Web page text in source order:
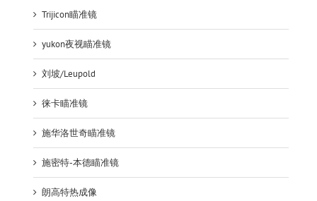
Trijicon瞄准镜
yukon夜视瞄准镜
刘坡/Leupold
徕卡瞄准镜
施华洛世奇瞄准镜
施密特-本德瞄准镜
朗高特热成像